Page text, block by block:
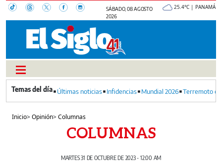
SÁBADO, 08 AGOSTO
2026
25.4°C | PANAMÁ
Últimas noticias Infidencias Mundial 2026 Terremoto
Inicio>Opinión>Columnas
COLUMNAS
MARTES 31 DE OCTUBRE DE 2023 - 12:00 AM